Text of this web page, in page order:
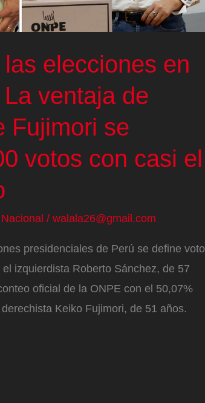
elecciones en
ventaja de
Fujimori se
votos con casi el
Nacional / walala26@gmail.com
presidenciales de Perú se define voto
izquierdista Roberto Sánchez, de 57
oficial de la ONPE con el 50,07%
Keiko Fujimori, de 51 años.